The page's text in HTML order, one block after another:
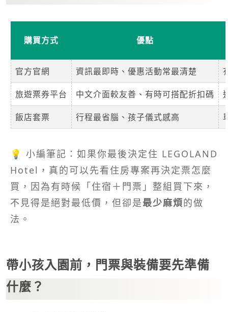
購買方式 優點
官方官網 資訊最即時、優惠活動常最清楚
旅遊票券平台 中文介面較友善、有時可搭配折扣碼
飯店套票 行程最省腦、孩子儀式感高
💡 小編筆記：如果你最後決定住 LEGOLAND
Hotel，真的可以先看住房專案再決定票怎麼
買，因為有時候「住宿＋門票」整組買下來，
不見得是絕對最低價，但卻是最少麻煩的做
法。
帶小孩入園前，門票與裝備要先準備
什麼？